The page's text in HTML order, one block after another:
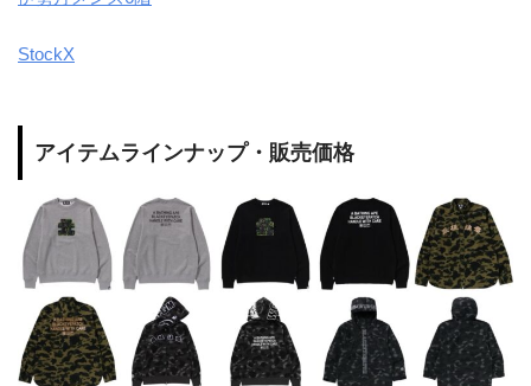
StockX
アイテムラインナップ・販売価格